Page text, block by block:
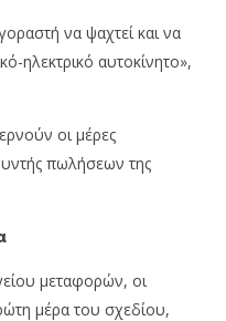
να ψαχτεί και να
ηλεκτρικό αυτοκίνητο»,
οι μέρες
πωλήσεων της
μεταφορών, οι
μέρα του σχεδίου,